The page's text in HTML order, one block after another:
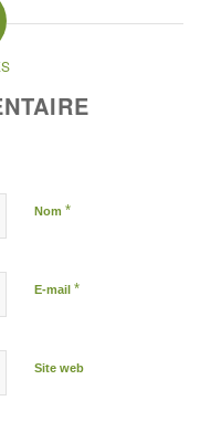
Nom *
E-mail *
Site web